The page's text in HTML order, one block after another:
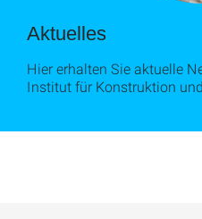
Aktuelles
Hier erhalten Sie aktuelle
Institut für Konstruktion